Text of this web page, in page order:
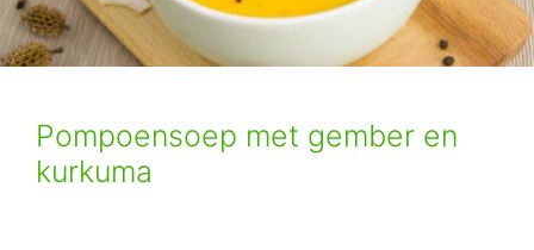
Pompoensoep met gember en
kurkuma